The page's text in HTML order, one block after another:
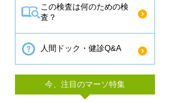
この検査は何のための検
査？
人間ドック・健診Q&A
今、注目のマーソ特集